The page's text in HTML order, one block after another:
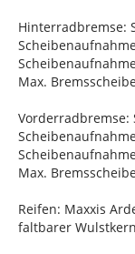
Hinterradbremse:
Max.
Vorderradbremse:
Max.
Reifen: Maxxis
faltbarer